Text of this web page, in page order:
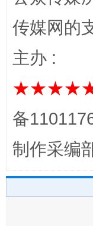
传媒网的
主办 :
备
制作采编